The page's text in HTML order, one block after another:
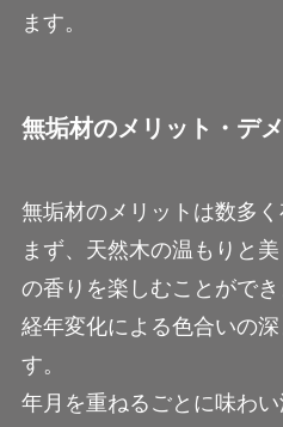
ます。
無垢材のメリット・デ
無垢材のメリットは数多く
まず、天然木の温もりと
の香りを楽しむことができ
経年変化による色合いの
す。
年月を重ねるごとに味わ